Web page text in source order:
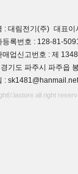
: 대림전기(주) 대표이
등록번호 : 128-81-
매업신고번호 : 제
기도 파주시 파주읍
:
all right